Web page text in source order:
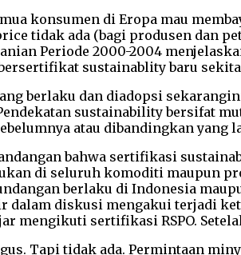
konsumen di Eropa mau
tidak ada (bagi produsen dan
Periode 2000-2004
sustainablity baru
berlaku dan diadopsi
sustainability bersifat
atau dibandingkan yang
bahwa sertifikasi
di seluruh komoditi maupun
berlaku di Indonesia
diskusi mengakui terjadi
mengikuti sertifikasi RSPO.
Tapi tidak ada. Permintaan